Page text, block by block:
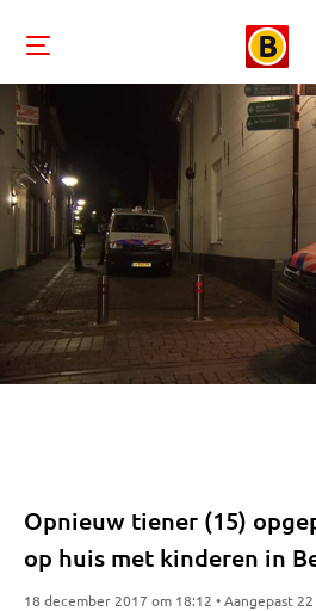
Opnieuw tiener (15)
op huis met kinderen in
18 december 2017 om 18:12 • Aangepast